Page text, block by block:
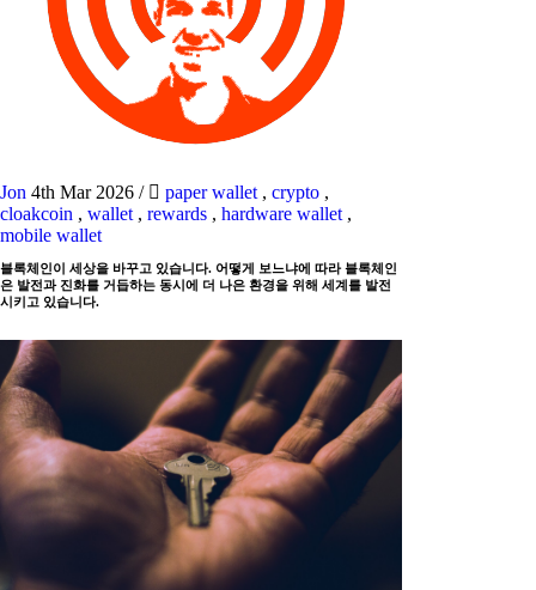
Jon 4th Mar 2026 / paper wallet , crypto ,
cloakcoin , wallet , rewards , hardware wallet ,
mobile wallet
블록체인이 세상을 바꾸고 있습니다. 어떻게 보느냐에 따라 블록체인
은 발전과 진화를 거듭하는 동시에 더 나은 환경을 위해 세계를 발전
시키고 있습니다.